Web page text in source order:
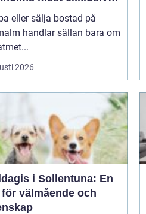
eller sälja bostad på
handlar sällan bara om
2026
i Sollentuna: En
välmående och